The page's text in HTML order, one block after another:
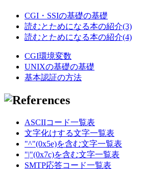
CGI・SSIの基礎の基礎
読むとためになる本の紹介(3)
読むとためになる本の紹介(4)
CGI環境変数
UNIXの基礎の基礎
基本認証の方法
ASCIIコード一覧表
文字化けする文字一覧表
"^"(0x5e)を含む文字一覧表
"|"(0x7c)を含む文字一覧表
SMTP応答コード一覧表